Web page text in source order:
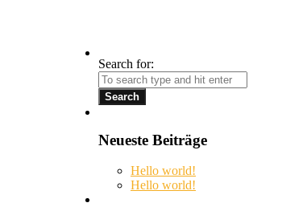
Search for:
Neueste Beiträge
Hello world!
Hello world!